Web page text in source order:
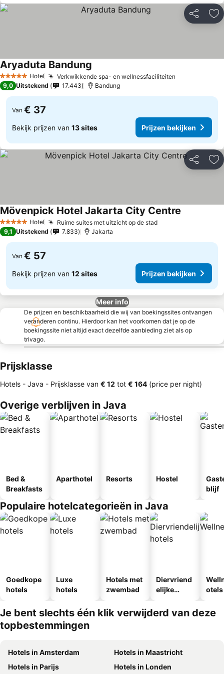
Delen
5 Sterren Hotel Verkwikkende spa- en wellnessfaciliteiten
Aryaduta Bandung
9,0 Uitstekend 17.443 Bandung
Van € 37
Bekijk prijzen van 13 sites Prijzen bekijken
Delen
5 Sterren Hotel Ruime suites met uitzicht op de stadPrijzen bekijken
Mövenpick Hotel Jakarta City Centre
9,1 Uitstekend 7.833 Jakarta
Van € 57
Bekijk prijzen van 12 sites Prijzen bekijken
Meer info
De prijzen en beschikbaarheid die wij van boekingssites ontvangen
veranderen continu. Hierdoor kan het voorkomen dat je op de
boekingssite niet altijd exact dezelfde aanbieding ziet als op
trivago.
Prijsklasse
Hotels - Java - Prijsklasse van ‎€ 12 tot ‎€ 164 (price per night)
Overige verblijven in Java
Bed &
Breakfasts
Aparthotel Resorts Hostel
blijf
Populaire hotelcategorieën in Java
Goedkope
hotels
Luxe
hotels
Hotels met
zwembad
Diervriend
elijke
otels
Je bent slechts één klik verwijderd van deze
topbestemmingen
Hotels in Amsterdam
Hotels in Maastricht
Hotels in Parijs
Hotels in Londen